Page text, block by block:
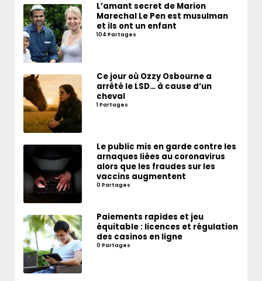
L’amant secret de Marion
Marechal Le Pen est musulman
et ils ont un enfant
104 Partages
Ce jour où Ozzy Osbourne a
arrêté le LSD… à cause d’un
cheval
1 Partages
Le public mis en garde contre les
arnaques liées au coronavirus
alors que les fraudes sur les
vaccins augmentent
0 Partages
Paiements rapides et jeu
équitable : licences et régulation
des casinos en ligne
0 Partages